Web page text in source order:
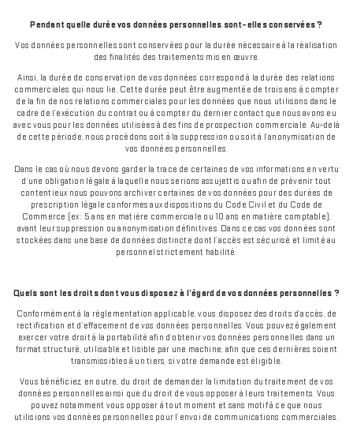
Pendant quelle durée vos données personnelles sont-elles conservées ?
Vos données personnelles sont conservées pour la durée nécessaire à la réalisation
des finalités des traitements mis en œuvre.
Ainsi, la durée de conservation de vos données correspond à la durée des relations
commerciales qui nous lie. Cette durée peut être augmentée de trois ans à compter
de la fin de nos relations commerciales pour les données que nous utilisons dans le
cadre de l’exécution du contrat ou à compter du dernier contact que nous avons eu
avec vous pour les données utilisées à des fins de prospection commerciale. Au-delà
de cette période, nous procédons soit à la suppression ou soit à l’anonymisation de
vos données personnelles.
Dans le cas où nous devons garder la trace de certaines de vos informations en vertu
d’une obligation légale à laquelle nous serions assujettis ou afin de prévenir tout
contentieux nous pouvons archiver certaines de vos données pour des durées de
prescription légale conformes aux dispositions du Code Civil et du Code de
Commerce (ex : 5 ans en matière commerciale ou 10 ans en matière comptable),
avant leur suppression ou anonymisation définitives. Dans ce cas vos données sont
stockées dans une base de données distincte dont l’accès est sécurisé et limité au
personnel strictement habilité.
Quels sont les droits dont vous disposez à l’égard de vos données personnelles ?
Conformément à la réglementation applicable, vous disposez des droits d’accès, de
rectification et d’effacement de vos données personnelles. Vous pouvez également
exercer votre droit à la portabilité afin d’obtenir vos données personnelles dans un
format structuré, utilisable et lisible par une machine, afin que ces dernières soient
transmissibles à un tiers, si votre demande est éligible.
Vous bénéficiez, en outre, du droit de demander la limitation du traitement de vos
données personnelles ainsi que du droit de vous opposer à leurs traitements. Vous
pouvez notamment vous opposer à tout moment et sans motif à ce que nous
utilisions vos données personnelles pour l’envoi de communications commerciales.